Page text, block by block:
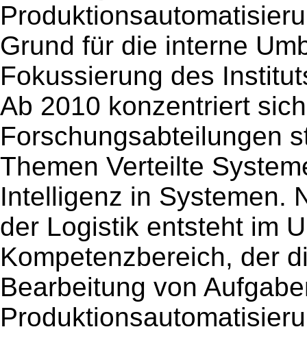
Grund für die interne
Fokussierung des
Ab 2010 konzentriert
Forschungsabteilungen
Themen Verteilte
Intelligenz in Systemen.
der Logistik entsteht im
Kompetenzbereich, der
Bearbeitung von